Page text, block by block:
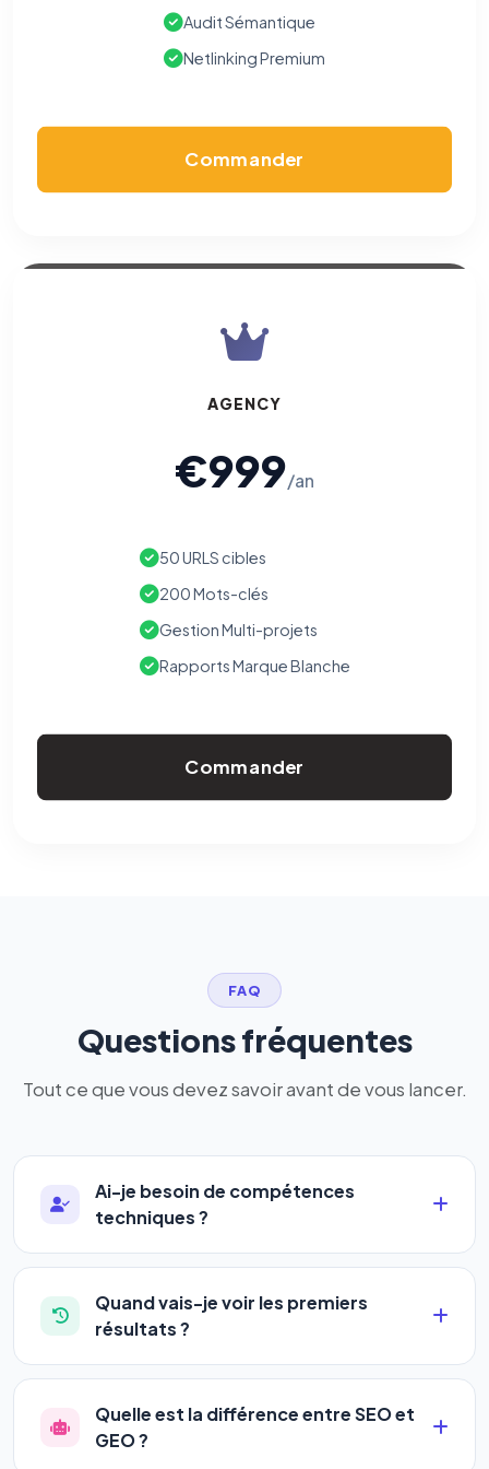
Audit Sémantique
Netlinking Premium
Commander
AGENCY
€999/an
50 URLS cibles
200 Mots-clés
Gestion Multi-projets
Rapports Marque Blanche
Commander
FAQ
Questions fréquentes
Tout ce que vous devez savoir avant de vous lancer.
Ai-je besoin de compétences
techniques ?
Absolument pas. Notre logiciel a été conçu pour
être accessible àtous les profils: artisans,
commerçants, auto-entrepreneurs, PME ou
complexe — vous renseignez l'adresse de votre
site, décrivez votre activité, et le logiciel gère tout
en automatique 24h/24.
Quand vais-je voir les premiers
résultats ?
La plupart de nos utilisateurs observent une
amélioration de leur positionnement en4 à 6
semaines. Le référencement est un marathon, pas
Quelle est la différence entre SEO et
GEO ?